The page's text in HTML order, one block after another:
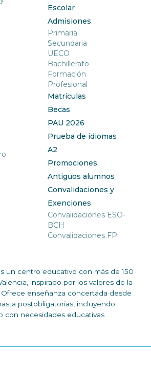
Escolar
Admisiones
Primaria
Secundaria
UECO
Bachillerato
Formación
Profesional
Matrículas
Becas
PAU 2026
Prueba de idiomas
A2
Promociones
Antiguos alumnos
Convalidaciones y
Exenciones
Convalidaciones ESO-
BCH
Convalidaciones FP
un centro educativo con más de 150
inspirado por los valores de la
Ofrece enseñanza concertada desde
postobligatorias, incluyendo
con necesidades educativas